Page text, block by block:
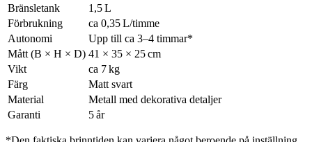
Bränsletank
1,5 L
Förbrukning
ca 0,35 L/timme
Autonomi
Upp till ca 3–4 timmar*
Mått (B × H × D) 41 × 35 × 25 cm
Vikt
ca 7 kg
Färg
Matt svart
Material
Metall med dekorativa detaljer
Garanti
5 år